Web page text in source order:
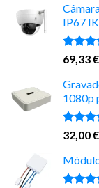
IP67
5.00
de
69,33€
1080p
5.00
de
32,00€